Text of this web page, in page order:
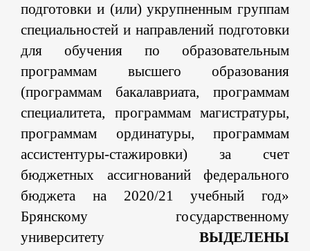
подготовки и (или) укрупненным группам
специальностей и направлений подготовки
для обучения по образовательным
программам высшего образования
(программам бакалавриата, программам
специалитета, программам магистратуры,
программам ординатуры, программам
ассистентуры-стажировки) за счет
бюджетных ассигнований федерального
бюджета на 2020/21 учебный год»
Брянскому государственному
университету ВЫДЕЛЕНЫ